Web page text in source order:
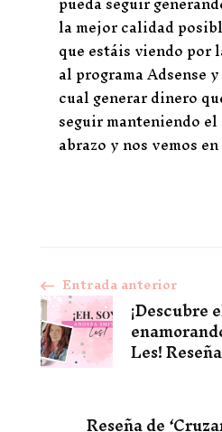
la mejor calidad
que estáis viendo por
al programa Adsense
cual generar dinero
seguir manteniendo
abrazo y nos vemos
Navegación
de
entradas
Entrada anterior
¡Descubre
Les! Reseña